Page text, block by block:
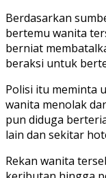
Berdasarkan
bertemu wanita
berniat
beraksi untuk
Polisi itu meminta
wanita menolak
pun diduga
lain dan sekitar
Rekan wanita